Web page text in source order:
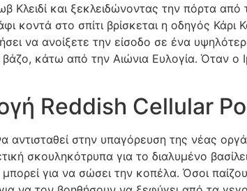
Κλειδί και ξεκλειδώνοντας την πόρτα
κοντά στο σπίτι βρίσκεται η οδηγός
να ανοίξετε την είσοδο σε ένα
κάτω από την Αιώνια Ευλογία. Όταν ο
Reddish Cellular
αντισταθεί στην υπαγόρευση της νέας
σκουληκότρυπα για το διαλυμένο
μπορεί για να σώσει την κοπέλα. Όσοι